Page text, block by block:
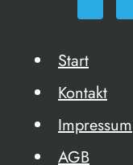
Start
Kontakt
Impressum
AGB